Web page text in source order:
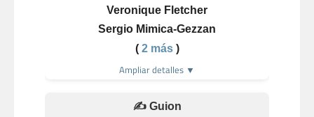
Veronique Fletcher
Sergio Mimica-Gezzan
( 2 más)
Ampliar detalles ▼
✍️ Guion